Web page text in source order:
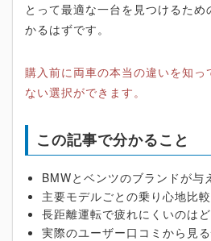
とって最適な一台を見つけるた
かるはずです。
購入前に両車の本当の違いを知
ない選択ができます。
この記事で分かること
BMWとベンツのブランドが与
主要モデルごとの乗り心地比較
長距離運転で疲れにくいのは
実際のユーザー口コミから見